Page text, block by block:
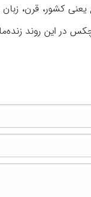
کشور، قرن،
در این روند